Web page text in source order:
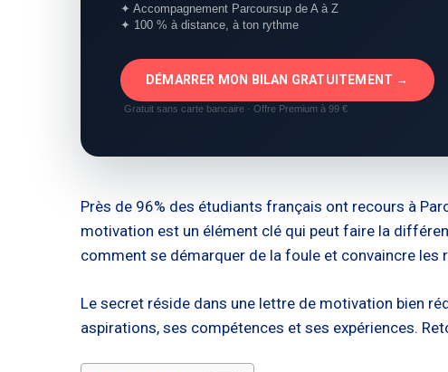
✦ Accompagnement Parcoursup de A à Z
✦ 100 % à distance, à ton rythme
DÉMARRER MON BILAN GRATUITEMENT →
Gratuit sans carte bancaire · Offre Premium à 99 €
Près de 96% des étudiants français ont recours à
motivation est un élément clé qui peut faire la
comment se démarquer de la foule et convaincre les
Le secret réside dans une lettre de motivation bien
aspirations, ses compétences et ses expériences.